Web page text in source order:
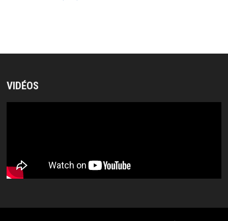
VIDÉOS